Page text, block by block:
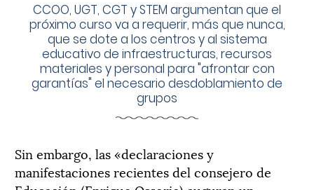
CCOO, UGT, CGT y STEM argumentan que el
próximo curso va a requerir, más que nunca,
que se dote a los centros y al sistema
educativo de infraestructuras, recursos
materiales y personal para "afrontar con
garantías" el necesario desdoblamiento de
grupos
Sin embargo, las «declaraciones y
manifestaciones recientes del consejero de